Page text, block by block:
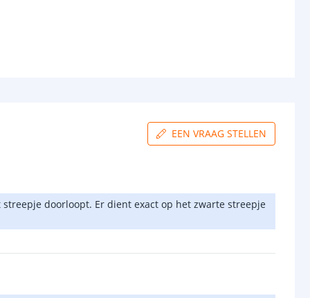
EEN VRAAG STELLEN
doorloopt. Er dient exact op het zwarte streepje